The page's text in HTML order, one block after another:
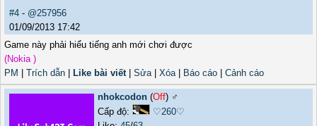
#4 - @257956
01/09/2013 17:42
Game này phải hiểu tiếng anh mới chơi được
(Nokia )
PM
Trích dẫn Like bài viết| Sửa| Xóa| Báo cáo Cảnh cáo
nhokcodon (Off) ♂️
Cấp độ:
♡260♡